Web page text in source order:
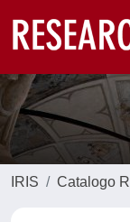
IRIS Catalogo